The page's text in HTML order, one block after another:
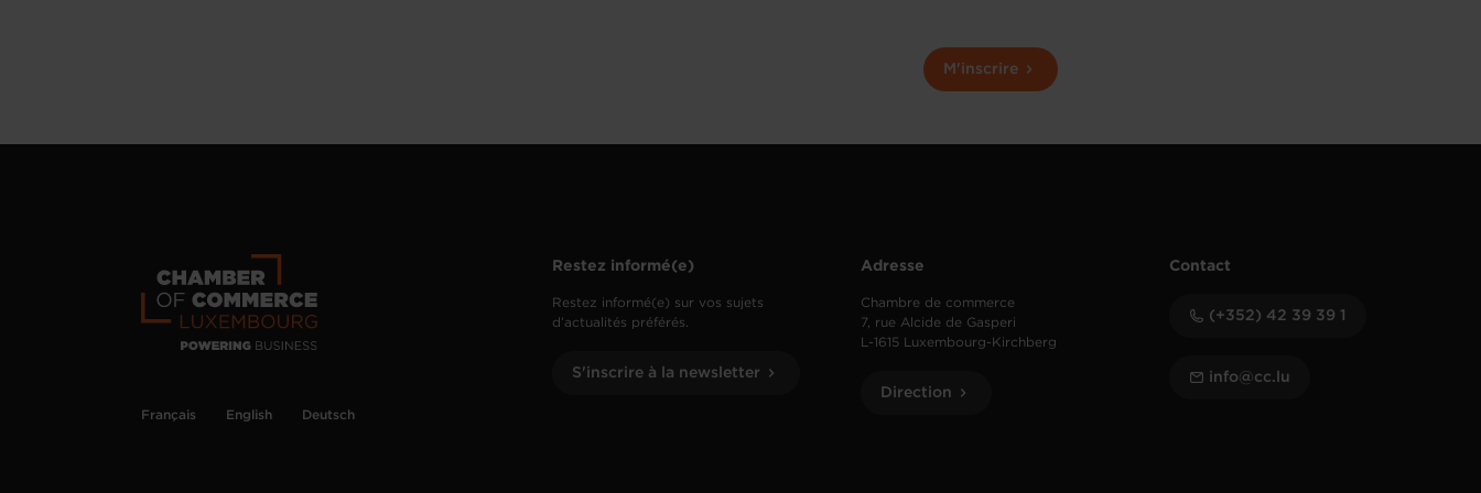
M'inscrire
Français English Deutsch
Restez informé(e)
Restez informé(e) sur vos sujets
d’actualités préférés.
S'inscrire à la newsletter
Adresse
Chambre de commerce
7, rue Alcide de Gasperi
L-1615 Luxembourg-Kirchberg
Direction
Contact
(+352) 42 39 39 1
info@cc.lu